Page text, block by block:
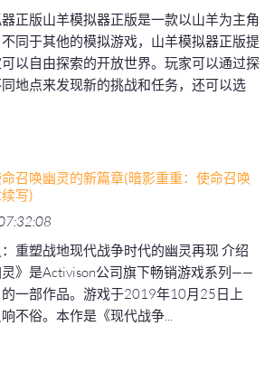
正版山羊模拟器正版是一款以山羊为主角
同于其他的模拟游戏，山羊模拟器正版提
以自由探索的开放世界。玩家可以通过探
地点来发现新的挑战和任务，还可以选
召唤幽灵的新篇章(暗影重重：使命召唤
写)
重塑战地现代战争时代的幽灵再现 介绍
灵》是Activison公司旗下畅销游戏系列——
的一部作品。游戏于2019年10月25日上
不俗。本作是《现代战争...